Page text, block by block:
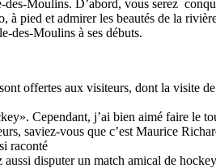
des-Moulins. D’abord, vous serez
pied et admirer les beautés de la
des-Moulins à ses débuts.
offertes aux visiteurs, dont la visite
Cependant, j’ai bien aimé faire le
saviez-vous que c’est Maurice
raconté
disputer un match amical de